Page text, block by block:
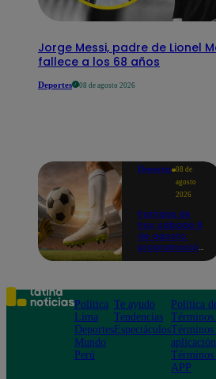
Jorge Messi, padre de Lionel
fallece a los 68 años
Deportes 08 de agosto 2026
Deportes 08 de
agosto
2026
Partidos de
hoy, sábado 8
de agosto:
programación
Política
Lima
Deportes
Mundo
Perú
Te ayudo
Tendencias
Espectáculos
Política
Términos
Términos
aplicación
Términos
APP